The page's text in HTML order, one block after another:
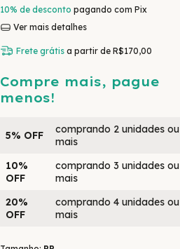
10% de desconto pagando com Pix
Ver mais detalhes
Frete grátis a partir de R$170,00
Compre mais, pague
menos!
5% OFF
comprando 2 unidades ou
mais
10%
OFF
comprando 3 unidades ou
mais
20%
OFF
comprando 4 unidades ou
mais